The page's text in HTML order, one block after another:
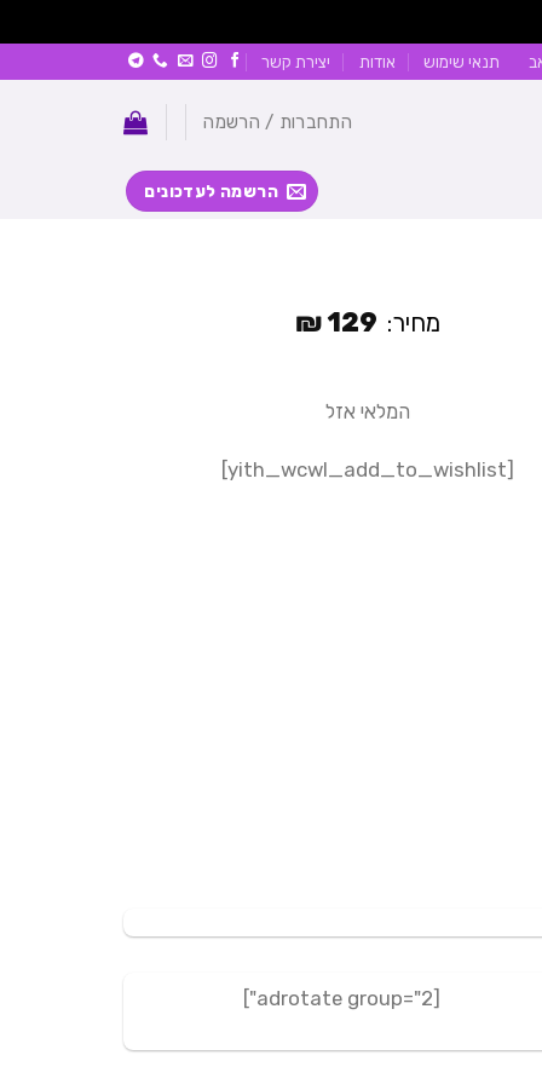
תנאי שימוש אודות יצירת קשר
התחברות / הרשמה
הרשמה לעדכונים
מחיר: 129
₪
המלאי אזל
[yith_wcwl_add_to_wishlist]
[adrotate group="2"]